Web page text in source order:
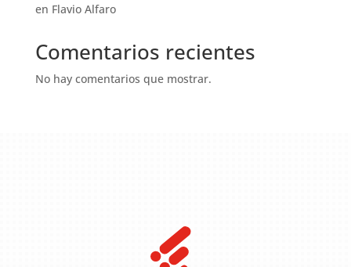
en Flavio Alfaro
Comentarios recientes
No hay comentarios que mostrar.